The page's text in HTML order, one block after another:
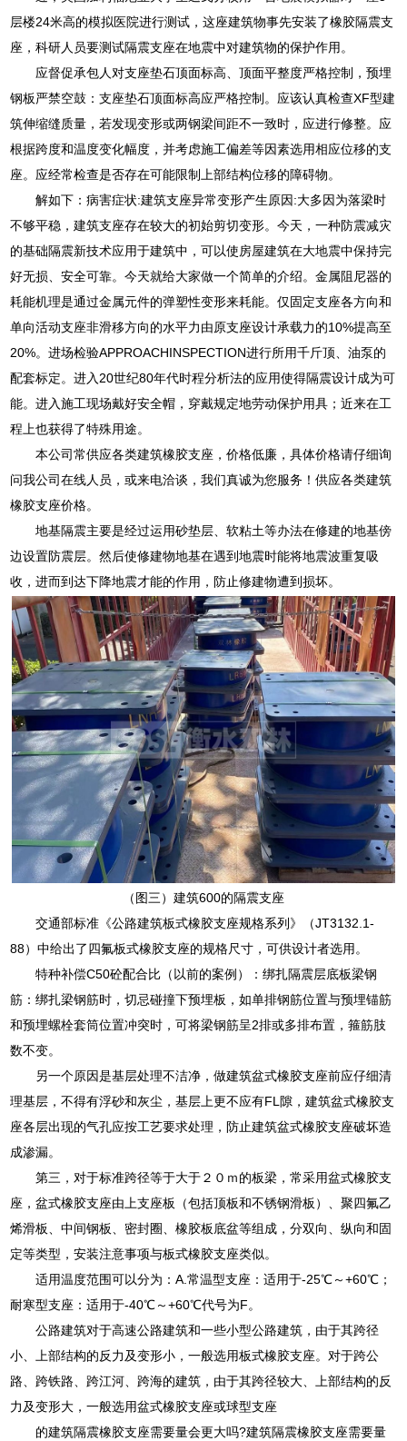
层楼24米高的模拟医院进行测试，这座建筑物事先安装了橡胶隔震支
座，科研人员要测试隔震支座在地震中对建筑物的保护作用。
应督促承包人对支座垫石顶面标高、顶面平整度严格控制，预埋
钢板严禁空鼓：支座垫石顶面标高应严格控制。应该认真检查XF型建
筑伸缩缝质量，若发现变形或两钢梁间距不一致时，应进行修整。应
根据跨度和温度变化幅度，并考虑施工偏差等因素选用相应位移的支
座。应经常检查是否存在可能限制上部结构位移的障碍物。
解如下：病害症状:建筑支座异常变形产生原因:大多因为落梁时
不够平稳，建筑支座存在较大的初始剪切变形。今天，一种防震减灾
的基础隔震新技术应用于建筑中，可以使房屋建筑在大地震中保持完
好无损、安全可靠。今天就给大家做一个简单的介绍。金属阻尼器的
耗能机理是通过金属元件的弹塑性变形来耗能。仅固定支座各方向和
单向活动支座非滑移方向的水平力由原支座设计承载力的10%提高至
20%。进场检验APPROACHINSPECTION进行所用千斤顶、油泵的
配套标定。进入20世纪80年代时程分析法的应用使得隔震设计成为可
能。进入施工现场戴好安全帽，穿戴规定地劳动保护用具；近来在工
程上也获得了特殊用途。
本公司常供应各类建筑橡胶支座，价格低廉，具体价格请仔细询
问我公司在线人员，或来电洽谈，我们真诚为您服务！供应各类建筑
橡胶支座价格。
地基隔震主要是经过运用砂垫层、软粘土等办法在修建的地基傍
边设置防震层。然后使修建物地基在遇到地震时能将地震波重复吸
收，进而到达下降地震才能的作用，防止修建物遭到损坏。
（图三）建筑600的隔震支座
交通部标准《公路建筑板式橡胶支座规格系列》（JT3132.1-
88）中给出了四氟板式橡胶支座的规格尺寸，可供设计者选用。
特种补偿C50砼配合比（以前的案例）：绑扎隔震层底板梁钢
筋：绑扎梁钢筋时，切忌碰撞下预埋板，如单排钢筋位置与预埋锚筋
和预埋螺栓套筒位置冲突时，可将梁钢筋呈2排或多排布置，箍筋肢
数不变。
另一个原因是基层处理不洁净，做建筑盆式橡胶支座前应仔细清
理基层，不得有浮砂和灰尘，基层上更不应有FL隙，建筑盆式橡胶支
座各层出现的气孔应按工艺要求处理，防止建筑盆式橡胶支座破坏造
成渗漏。
第三，对于标准跨径等于大于２０ｍ的板梁，常采用盆式橡胶支
座，盆式橡胶支座由上支座板（包括顶板和不锈钢滑板）、聚四氟乙
烯滑板、中间钢板、密封圈、橡胶板底盆等组成，分双向、纵向和固
定等类型，安装注意事项与板式橡胶支座类似。
适用温度范围可以分为：A.常温型支座：适用于-25℃～+60℃；
耐寒型支座：适用于-40℃～+60℃代号为F。
公路建筑对于高速公路建筑和一些小型公路建筑，由于其跨径
小、上部结构的反力及变形小，一般选用板式橡胶支座。对于跨公
路、跨铁路、跨江河、跨海的建筑，由于其跨径较大、上部结构的反
力及变形大，一般选用盆式橡胶支座或球型支座
的建筑隔震橡胶支座需要量会更大吗?建筑隔震橡胶支座需要量